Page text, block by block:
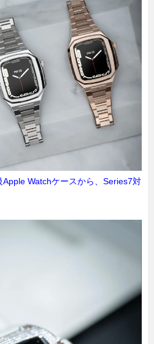
Watchケースから、Series7対